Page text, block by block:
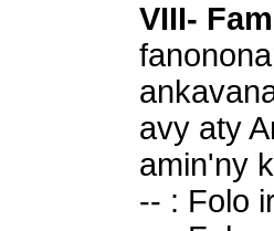
VIII-
avy aty
amin'ny
-- : Folo